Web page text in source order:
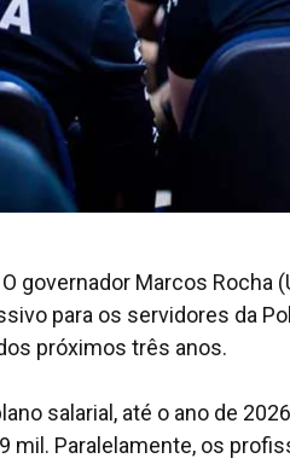
governador Marcos
para os servidores da
próximos três anos.
salarial, até o ano de
mil. Paralelamente, os